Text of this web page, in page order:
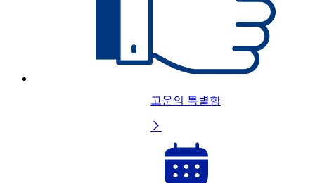
고운의 특별함
